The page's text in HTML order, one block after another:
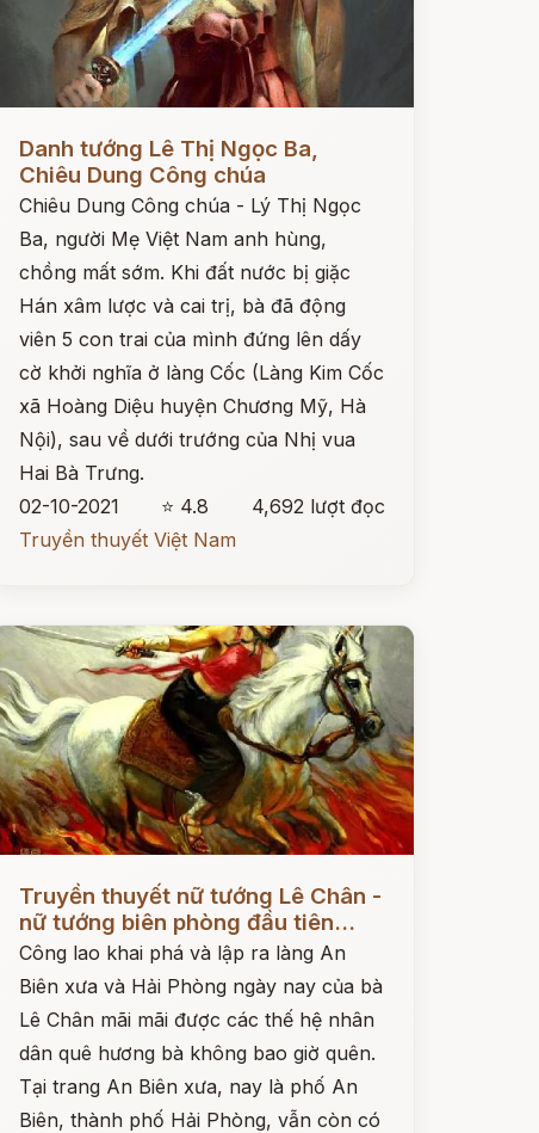
Danh tướng Lê Thị Ngọc Ba,
Chiêu Dung Công chúa
Chiêu Dung Công chúa - Lý Thị Ngọc
Ba, người Mẹ Việt Nam anh hùng,
chồng mất sớm. Khi đất nước bị giặc
Hán xâm lược và cai trị, bà đã động
viên 5 con trai của mình đứng lên dấy
cờ khởi nghĩa ở làng Cốc (Làng Kim Cốc
xã Hoàng Diệu huyện Chương Mỹ, Hà
Nội), sau về dưới trướng của Nhị vua
Hai Bà Trưng.
02-10-2021
⭐ 4.8
4,692 lượt đọc
Truyền thuyết Việt Nam
Đọc ngay
Truyền thuyết nữ tướng Lê Chân -
nữ tướng biên phòng đầu tiên...
Công lao khai phá và lập ra làng An
Biên xưa và Hải Phòng ngày nay của bà
Lê Chân mãi mãi được các thế hệ nhân
dân quê hương bà không bao giờ quên.
Tại trang An Biên xưa, nay là phố An
Biên, thành phố Hải Phòng, vẫn còn có